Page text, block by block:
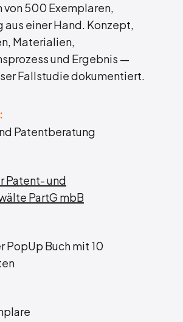
von 500 Exemplaren,
einer Hand. Konzept,
Materialien,
und Ergebnis —
Fallstudie dokumentiert.
Patentberatung
Patent- und
PartG mbB
PopUp Buch mit 10